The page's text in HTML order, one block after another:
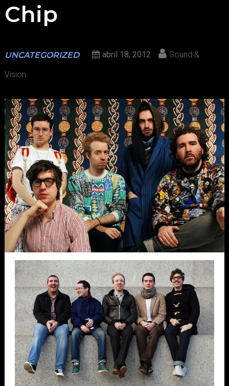
Chip
UNCATEGORIZED abril 18, 2012 Sound &
Vision